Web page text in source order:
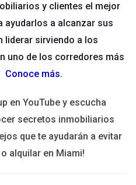
establecer una presencia
publicitarias,
locales y boletines
o patrocina eventos, lo
sino que también te
cara a cara.
específico que resuene
en plataformas como
y clientes el mejor
ayudarlos a alcanzar sus
liderar sirviendo a los
uno de los corredores más
Conoce más.
en YouTube y escucha
secretos inmobiliarios
que te ayudarán a evitar
alquilar en Miami!